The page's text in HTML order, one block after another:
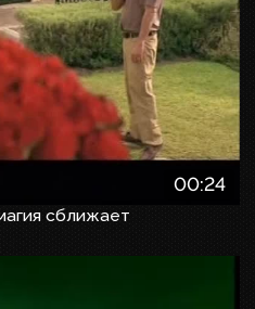
00:24
сближает